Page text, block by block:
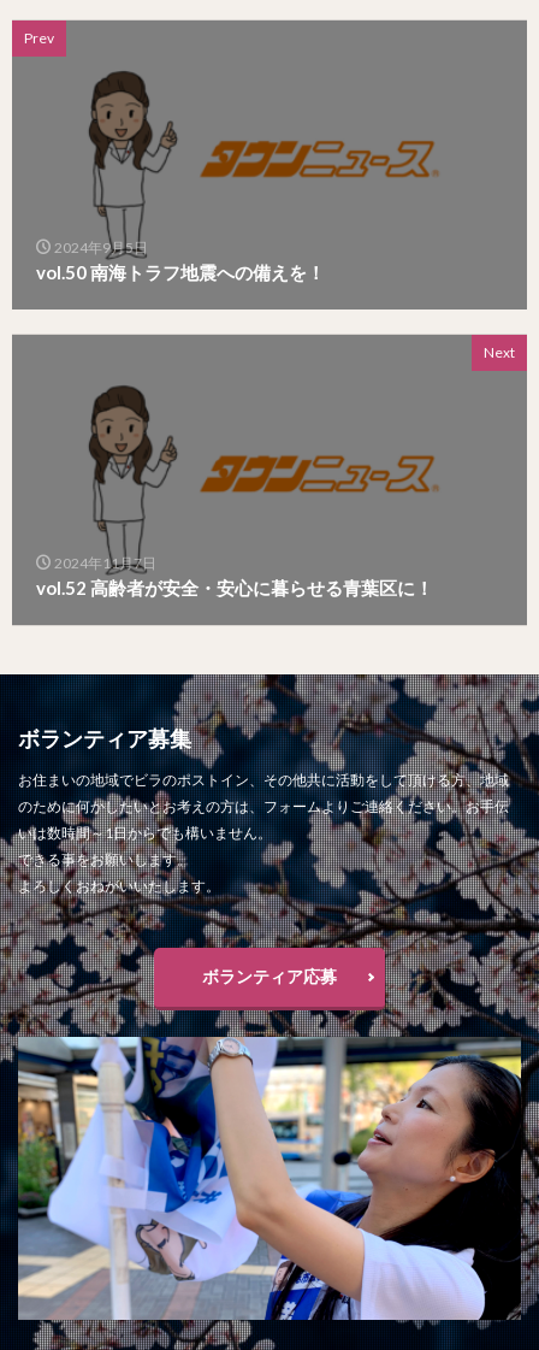
Prev
2024年9月5日
vol.50 南海トラフ地震への備えを！
Next
2024年11月7日
vol.52 高齢者が安全・安心に暮らせる青葉区に！
ボランティア募集
お住まいの地域でビラのポストイン、その他共に活動をして頂ける方、地域
のために何かしたいとお考えの方は、フォームよりご連絡ください。お手伝
いは数時間～1日からでも構いません。
できる事をお願いします。
よろしくおねがいいたします。
ボランティア応募